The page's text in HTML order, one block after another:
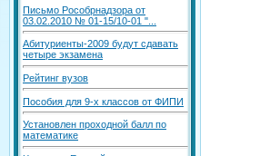
Письмо Рособрнадзора от
03.02.2010 № 01-15/10-01 "...
Абитуриенты-2009 будут сдавать
четыре экзамена
Рейтинг вузов
Пособия для 9-х классов от ФИПИ
Установлен проходной балл по
математике